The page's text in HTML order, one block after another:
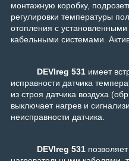
монтажную коробку,
регулировки температуры
отопления с
кабельными системами.
DEVIreg 531 имеет
исправности датчика
из строя датчика воздуха
выключает нагрев и
неисправности датчика.
DEVIreg 531